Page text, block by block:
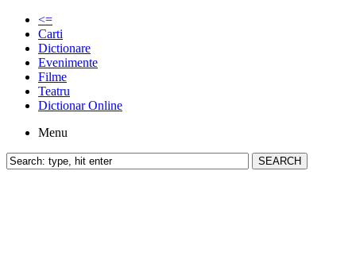
<=
Carti
Dictionare
Evenimente
Filme
Teatru
Dictionar Online
Menu